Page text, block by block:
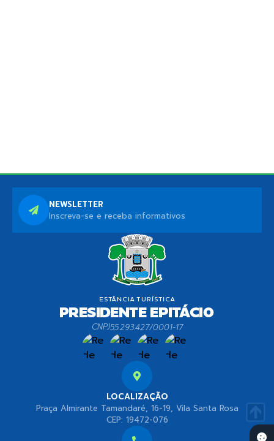
LOCALIZAÇÃO
Praça Almirante Tamandaré, 16-19, Vila Santa Rosa
CEP: 19472-076
CNPJ55.293.427/0001-17
NEWSLETTER
Inscreva-se e receba informativos